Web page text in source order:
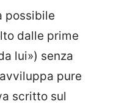
possibile
dalle prime
lui») senza
pure
scritto sul